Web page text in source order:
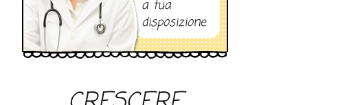
a tua
disposizione